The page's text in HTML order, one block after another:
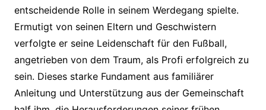
entscheidende Rolle in seinem Werdegang spielte.
Ermutigt von seinen Eltern und Geschwistern
verfolgte er seine Leidenschaft für den Fußball,
angetrieben von dem Traum, als Profi erfolgreich zu
sein. Dieses starke Fundament aus familiärer
Anleitung und Unterstützung aus der Gemeinschaft